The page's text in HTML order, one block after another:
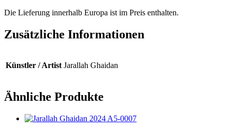
Die Lieferung innerhalb Europa ist im Preis enthalten.
Zusätzliche Informationen
Künstler / Artist Jarallah Ghaidan
Ähnliche Produkte